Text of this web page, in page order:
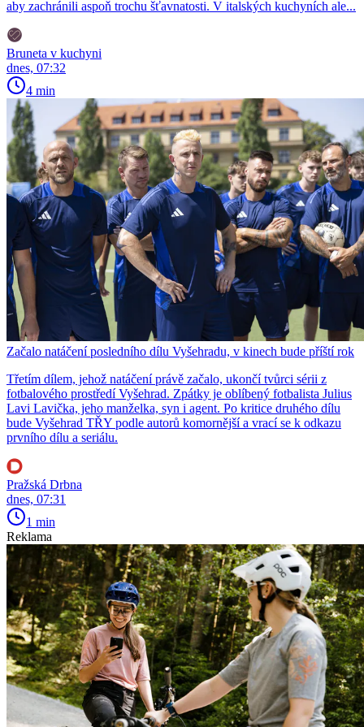
aby zachránili aspoň trochu šťavnatosti. V italských kuchyních ale...
Bruneta v kuchyni
dnes, 07:32
4 min
Začalo natáčení posledního dílu Vyšehradu, v kinech bude příští rok
Třetím dílem, jehož natáčení právě začalo, ukončí tvůrci sérii z
fotbalového prostředí Vyšehrad. Zpátky je oblíbený fotbalista Julius
Lavi Lavička, jeho manželka, syn i agent. Po kritice druhého dílu
bude Vyšehrad TŘY podle autorů komornější a vrací se k odkazu
prvního dílu a seriálu.
Pražská Drbna
dnes, 07:31
1 min
Reklama